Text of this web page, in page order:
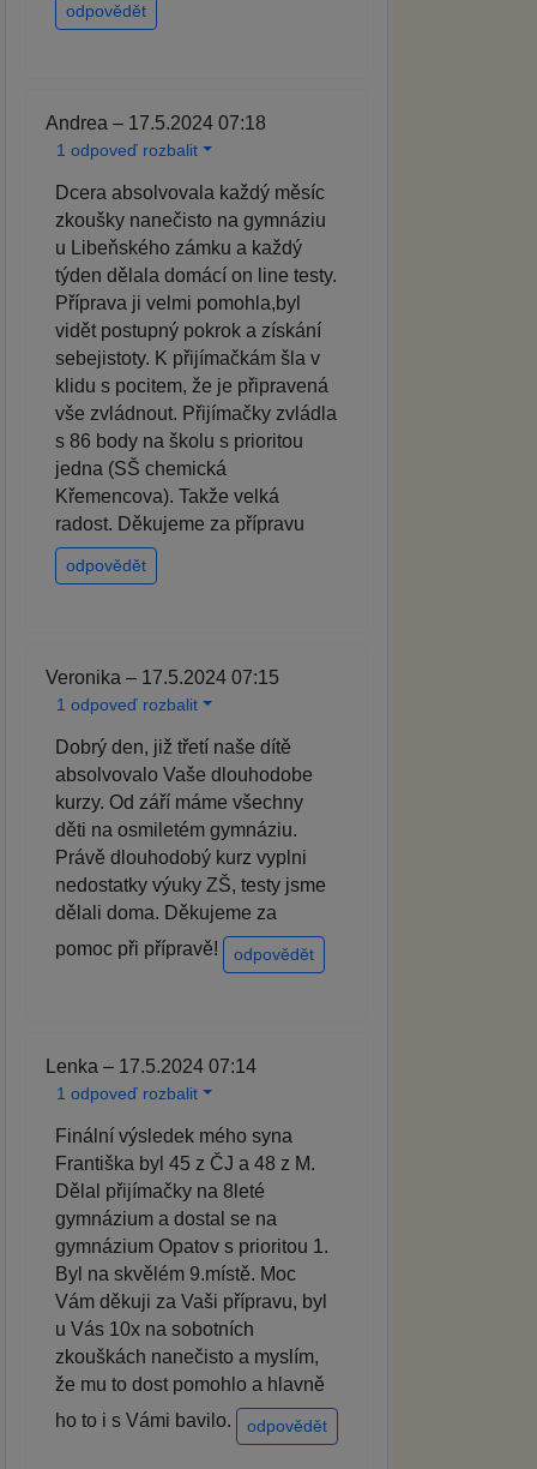
odpovědět
Andrea – 17.5.2024 07:18
1 odpoveď rozbalit
Dcera absolvovala každý měsíc
zkoušky nanečisto na gymnáziu
u Libeňského zámku a každý
týden dělala domácí on line testy.
Příprava ji velmi pomohla,byl
vidět postupný pokrok a získání
sebejistoty. K přijímačkám šla v
klidu s pocitem, že je připravená
vše zvládnout. Přijímačky zvládla
s 86 body na školu s prioritou
jedna (SŠ chemická
Křemencova). Takže velká
radost. Děkujeme za přípravu
odpovědět
Veronika – 17.5.2024 07:15
1 odpoveď rozbalit
Dobrý den, již třetí naše dítě
absolvovalo Vaše dlouhodobe
kurzy. Od září máme všechny
děti na osmiletém gymnáziu.
Právě dlouhodobý kurz vyplni
nedostatky výuky ZŠ, testy jsme
dělali doma. Děkujeme za
pomoc při přípravě!
odpovědět
Lenka – 17.5.2024 07:14
1 odpoveď rozbalit
Finální výsledek mého syna
Františka byl 45 z ČJ a 48 z M.
Dělal přijímačky na 8leté
gymnázium a dostal se na
gymnázium Opatov s prioritou 1.
Byl na skvělém 9.místě. Moc
Vám děkuji za Vaši přípravu, byl
u Vás 10x na sobotních
zkouškách nanečisto a myslím,
že mu to dost pomohlo a hlavně
ho to i s Vámi bavilo.
odpovědět